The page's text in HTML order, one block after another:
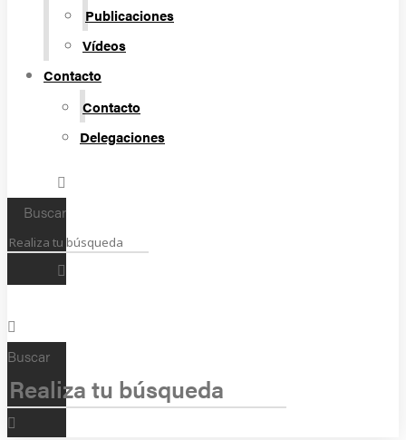
Publicaciones
Vídeos
Contacto
Contacto
Delegaciones
Buscar
Buscar